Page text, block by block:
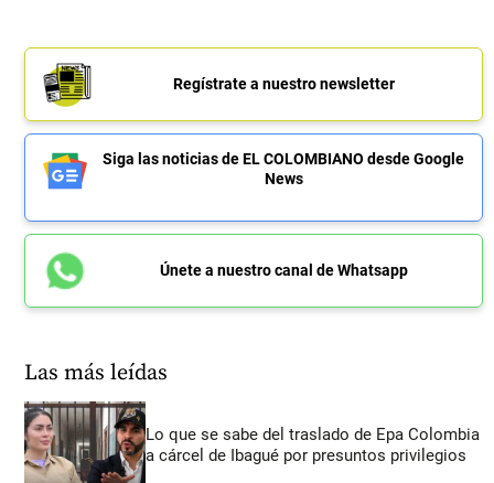
Regístrate a nuestro newsletter
Siga las noticias de EL COLOMBIANO desde Google
News
Únete a nuestro canal de Whatsapp
Las más leídas
Lo que se sabe del traslado de Epa Colombia
a cárcel de Ibagué por presuntos privilegios